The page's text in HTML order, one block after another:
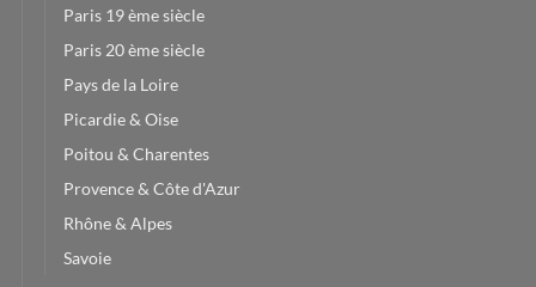
Paris 19 ème siècle
Paris 20 ème siècle
Pays de la Loire
Picardie & Oise
Poitou & Charentes
Provence & Côte d'Azur
Rhône & Alpes
Savoie